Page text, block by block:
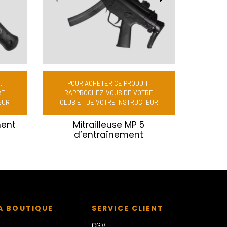
POUR ACHETER CE PRODUIT,
RAPPROCHEZ-VOUS DE VOTRE
CLUB ET DE VOTRE INSTRUCTEUR
Mitrailleuse MP 5
d’entraînement
BOUTIQUE SERVICE CLIENT